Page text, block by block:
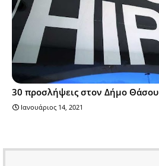
30 προσλήψεις στον Δήμο Θάσου
Ιανουάριος 14, 2021